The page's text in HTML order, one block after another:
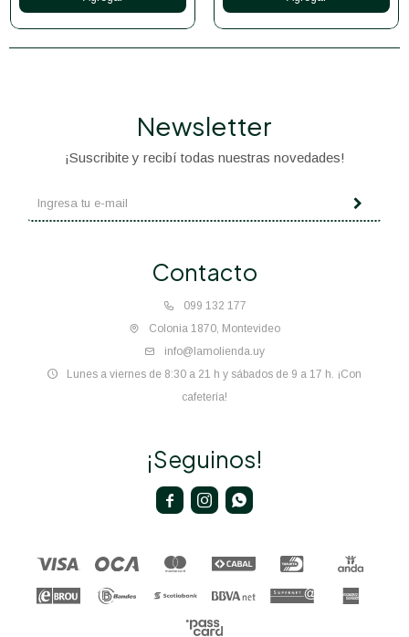
Contacto
099 132 177
Colonia 1870, Montevideo
info@lamolienda.uy
Lunes a viernes de 8:30 a 21 h y sábados de 9 a 17 h. ¡Con
cafetería!
Newsletter
¡Suscribite y recibí todas nuestras novedades!
¡Seguinos!
  